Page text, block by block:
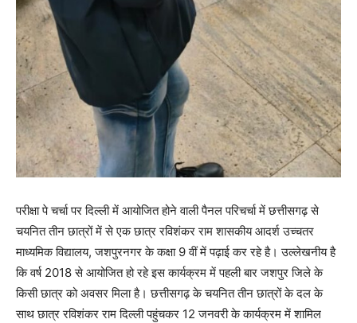
परीक्षा पे चर्चा पर दिल्ली में आयोजित होने वाली पैनल परिचर्चा में छत्तीसगढ़ से
चयनित तीन छात्रों में से एक छात्र रविशंकर राम शासकीय आदर्श उच्चतर
माध्यमिक विद्यालय, जशपुरनगर के कक्षा 9 वीं में पढ़ाई कर रहे है। उल्लेखनीय है
कि वर्ष 2018 से आयोजित हो रहे इस कार्यक्रम में पहली बार जशपुर जिले के
किसी छात्र को अवसर मिला है। छत्तीसगढ़ के चयनित तीन छात्रों के दल के
साथ छात्र रविशंकर राम दिल्ली पहुंचकर 12 जनवरी के कार्यक्रम में शामिल